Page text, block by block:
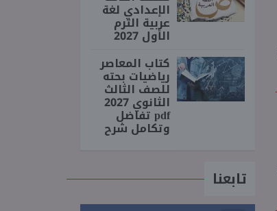
الإعدادي لغة
عربية الترم
الأول 2027
كتاب المعاصر
رياضيات بحته
للصف الثالث
الثانوي 2027
pdf تفاضل
وتكامل شرح
تابعنا